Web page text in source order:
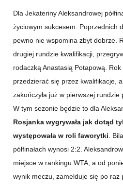
Dla Jekateriny Aleksandrowej
życiowym sukcesem. Poprzednich
pewno nie wspomina zbyt dobrze.
drugiej rundzie kwalifikacji,
rodaczką Anastasią Potapową. Rok
przedzierać się przez kwalifikacje,
zakończyła już w pierwszej
W tym sezonie będzie to dla
Rosjanka wygrywała jak dotąd
występowała w roli faworytki.
półfinałach wynosi 2:2.
miejsce w rankingu WTA, a od
wynik meczu, zamelduje się po raz